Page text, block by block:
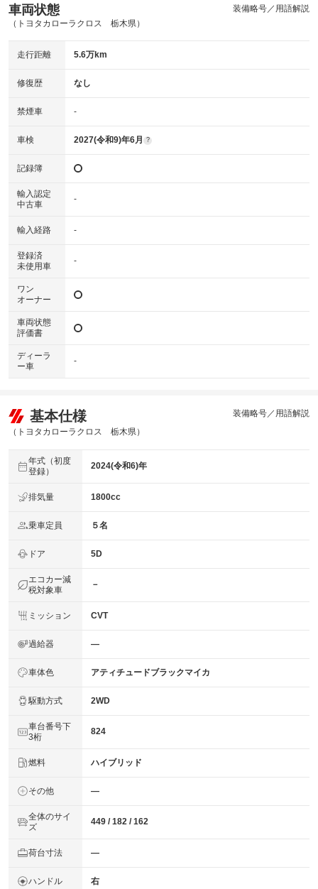
車両状態
（トヨタカローラクロス 栃木県）
装備略号／用語解説
走行距離 5.6万km
修復歴 なし
禁煙車 -
車検 2027(令和9)年6月 ?
記録簿
輸入認定
中古車
-
輸入経路 -
登録済
未使用車
-
ワン
オーナー
車両状態
評価書
ディーラ
ー車
-
基本仕様
（トヨタカローラクロス 栃木県）
装備略号／用語解説
年式（初度
登録）
2024(令和6)年
排気量 1800cc
乗車定員 ５名
ドア 5D
エコカー減
税対象車
－
ミッション CVT
過給器 ―
車体色 アティチュードブラックマイカ
駆動方式 2WD
車台番号下
3桁
824
燃料 ハイブリッド
その他 ―
全体のサイ
ズ
449 / 182 / 162
荷台寸法 ―
ハンドル 右